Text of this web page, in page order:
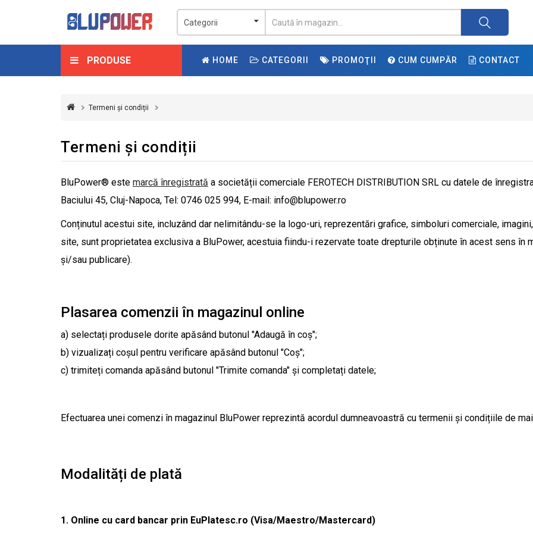
PRODUSE HOME CATEGORII PROMOŢII CUM CUMPĂR CONTACT
Termeni și condiții
Termeni și condiții
BluPower® este marcă înregistrată a societății comerciale FEROTECH DISTRIBUTION SRL cu datele de
Baciului 45, Cluj-Napoca, Tel: 0746 025 994, E-mail: info@blupower.ro
Conținutul acestui site, incluzând dar nelimitându-se la logo-uri, reprezentări grafice, simboluri comerciale,
site, sunt proprietatea exclusiva a BluPower, acestuia fiindu-i rezervate toate drepturile obținute în acest sens în
și/sau publicare).
Plasarea comenzii în magazinul online
a) selectați produsele dorite apăsând butonul "Adaugă în coș";
b) vizualizați coșul pentru verificare apăsând butonul "Coș";
c) trimiteți comanda apăsând butonul "Trimite comanda" și completați datele;
Efectuarea unei comenzi în magazinul BluPower reprezintă acordul dumneavoastră cu termenii și condițiile de
Modalități de plată
1. Online cu card bancar prin EuPlatesc.ro (Visa/Maestro/Mastercard)